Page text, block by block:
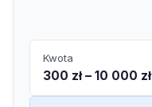
Kwota
300 zł – 10 000 zł